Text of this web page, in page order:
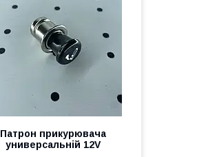
Патрон прикурювача
универсальній 12V